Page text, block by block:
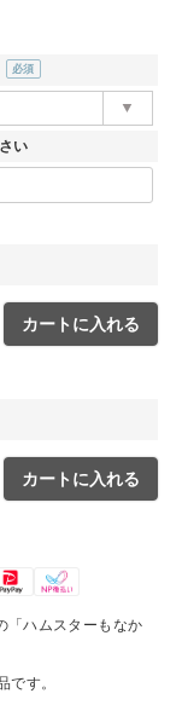
(必
い
カートに入れる
カートに入れる
「ハムスターもなか
です。